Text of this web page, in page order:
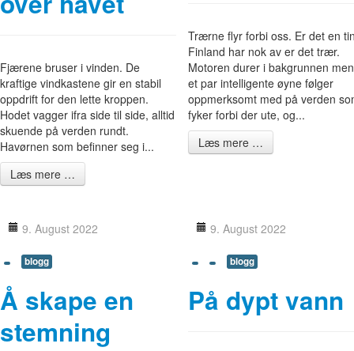
Fjærene bruser i vinden. De
kraftige vindkastene gir en stabil
oppdrift for den lette kroppen.
Hodet vagger ifra side til side, alltid
skuende på verden rundt.
Havørnen som befinner seg i...
Læs mere …
Trærne flyr forbi oss. Er det en
Finland har nok av er det trær.
Motoren durer i bakgrunnen
et par intelligente øyne følger
oppmerksomt med på verden
fyker forbi der ute, og...
Læs mere …
9. August 2022
blogg
Å skape en
stemning
9. August 2022
blogg
På dypt vann